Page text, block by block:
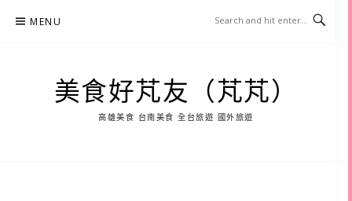
MENU
美食好芃友（芃芃）
高雄美食 台南美食 全台旅遊 國外旅遊